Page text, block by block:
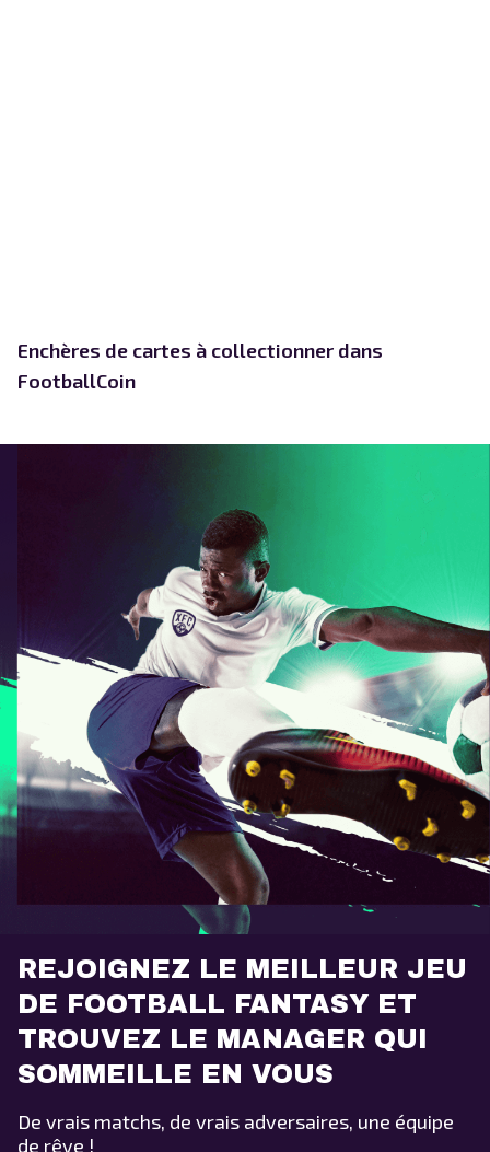
Enchères de cartes à collectionner dans
FootballCoin
REJOIGNEZ LE MEILLEUR JEU
DE FOOTBALL FANTASY ET
TROUVEZ LE MANAGER QUI
SOMMEILLE EN VOUS
De vrais matchs, de vrais adversaires, une équipe
de rêve !